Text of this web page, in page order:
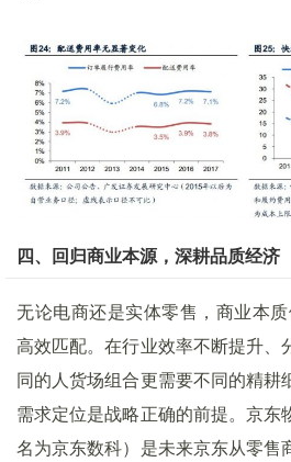
四、回归商业本源，深耕品质经济
无论电商还是实体零售，商业本质
高效匹配。在行业效率不断提升、
同的人货场组合更需要不同的精耕
需求定位是战略正确的前提。京东
名为京东数科）是未来京东从零售